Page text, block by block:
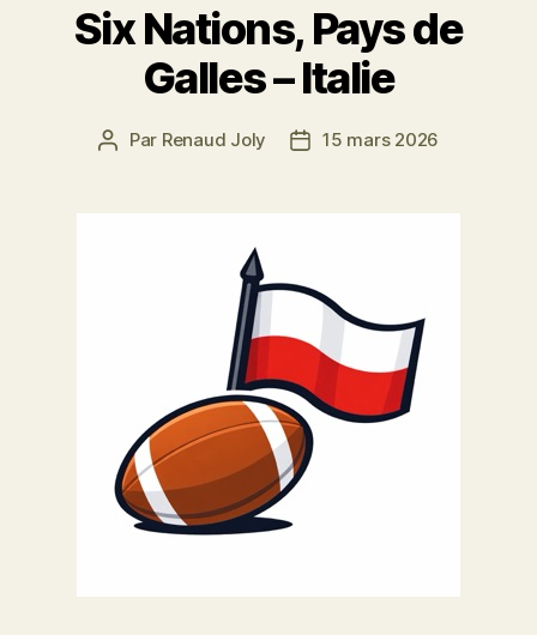
Six Nations, Pays de
Galles – Italie
Auteur
Par Renaud Joly
Date15 mars 2026